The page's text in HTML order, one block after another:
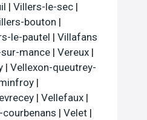
| Villers-le-sec |
bouton |
le-pautel | Villafans
mance | Vereux |
| Vellexon-queutrey-
|
| Vellefaux |
| Velet |